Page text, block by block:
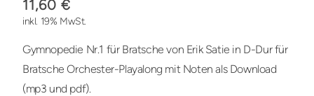
11,60 €
inkl. 19% MwSt.
Gymnopedie Nr.1 für Bratsche von Erik Satie in D-Dur für
Bratsche Orchester-Playalong mit Noten als Download
(mp3 und pdf).